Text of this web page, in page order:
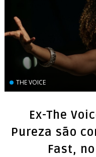
THE VOICE
Ex-The
Pureza são
Fast,